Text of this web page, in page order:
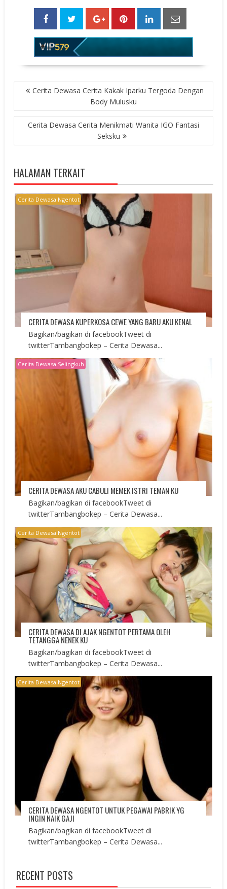
POST
NAVIGATION
Cerita Dewasa Cerita Kakak Iparku Tergoda Dengan
Body Mulusku
Cerita Dewasa Cerita Menikmati Wanita IGO Fantasi
Seksku
HALAMAN TERKAIT
Cerita Dewasa Ngentot
CERITA DEWASA KUPERKOSA CEWE YANG BARU AKU KENAL
Bagikan/bagikan di facebookTweet di
twitterTambangbokep – Cerita Dewasa...
Cerita Dewasa Selingkuh
CERITA DEWASA AKU CABULI MEMEK ISTRI TEMAN KU
Bagikan/bagikan di facebookTweet di
twitterTambangbokep – Cerita Dewasa...
Cerita Dewasa Ngentot
CERITA DEWASA DI AJAK NGENTOT PERTAMA OLEH
TETANGGA NENEK KU
Bagikan/bagikan di facebookTweet di
twitterTambangbokep – Cerita Dewasa...
Cerita Dewasa Ngentot
CERITA DEWASA NGENTOT UNTUK PEGAWAI PABRIK YG
INGIN NAIK GAJI
Bagikan/bagikan di facebookTweet di
twitterTambangbokep – Cerita Dewasa...
RECENT POSTS